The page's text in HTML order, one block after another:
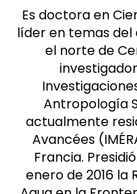
Es doctora en
líder en temas del
el norte de
Antropología
actualmente
Avancées
Francia.
enero de 2016 la